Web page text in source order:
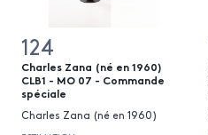
124
Charles Zana (né en 1960)
CLB1 - MO 07 - Commande
spéciale
Charles Zana (né en 1960)